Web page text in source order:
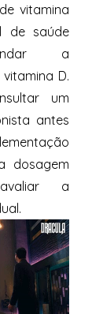
vitamina
de saúde
a
D.
um
antes
dosagem
a